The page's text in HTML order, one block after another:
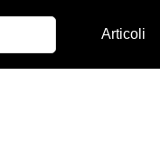
Articoli